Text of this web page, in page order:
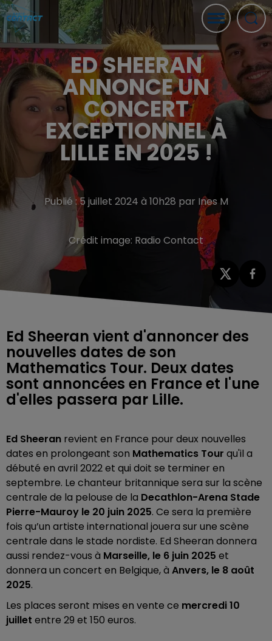
ED SHEERAN
ANNONCE UN
CONCERT
EXCEPTIONNEL À
LILLE EN 2025 !
Publié : 5 juillet 2024 à 10h28 par Ines M
Crédit image: Radio Contact
Ed Sheeran vient d'annoncer des
nouvelles dates de son
Mathematics Tour. Deux dates
sont annoncées en France et l'une
d'elles passera par Lille.
Ed Sheeran revient en France pour deux nouvelles
dates en prolongeant son Mathematics Tour qu'il a
débuté en avril 2022 et qui doit se terminer en
septembre. Le chanteur britannique sera sur la scène
centrale de la pelouse de la Decathlon-Arena Stade
Pierre-Mauroy le 20 juin 2025. Ce sera la première
fois qu’un artiste international jouera sur une scène
centrale dans le stade nordiste. Ed Sheeran donnera
aussi rendez-vous à Marseille, le 6 juin 2025 et
donnera un concert en Belgique, à Anvers, le 8 août
2025.
Les places seront mises en vente ce mercredi 10
juillet entre 29 et 150 euros.